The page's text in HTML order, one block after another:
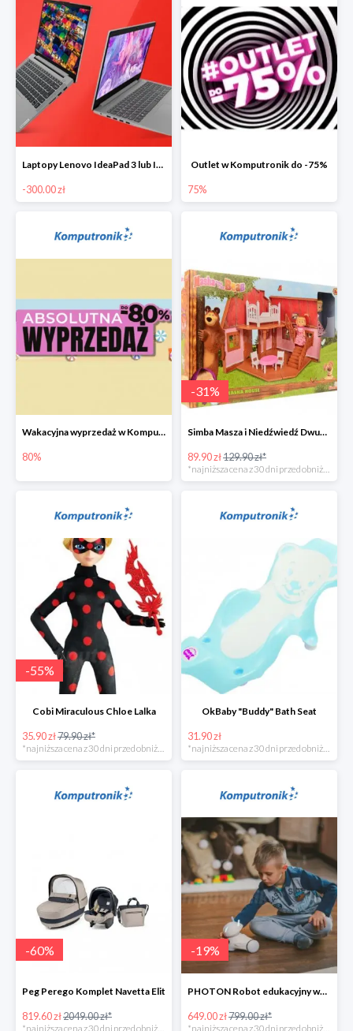
Laptopy Lenovo IdeaPad 3 lub IdeaPad 5 -300 zł
-300.00 zł
Outlet w Komputronik do -75%
75%
Wakacyjna wyprzedaż w Komputronik do -80%
80%
-31%
Simba Masza i Niedźwiedź Dwupoziomowy dom
89.90 zł129.90 zł*
-55%
Cobi Miraculous Chloe Lalka
35.90 zł79.90 zł*
*najniższa cena z 30 dni przed obniżką
OkBaby "Buddy" Bath Seat
31.90 zł
*najniższa cena z 30 dni przed obniżką
-60%
Peg Perego Komplet Navetta Elit
819.60 zł2049.00 zł*
-19%
PHOTON Robot edukacyjny wersja domowa
649.00 zł799.00 zł*